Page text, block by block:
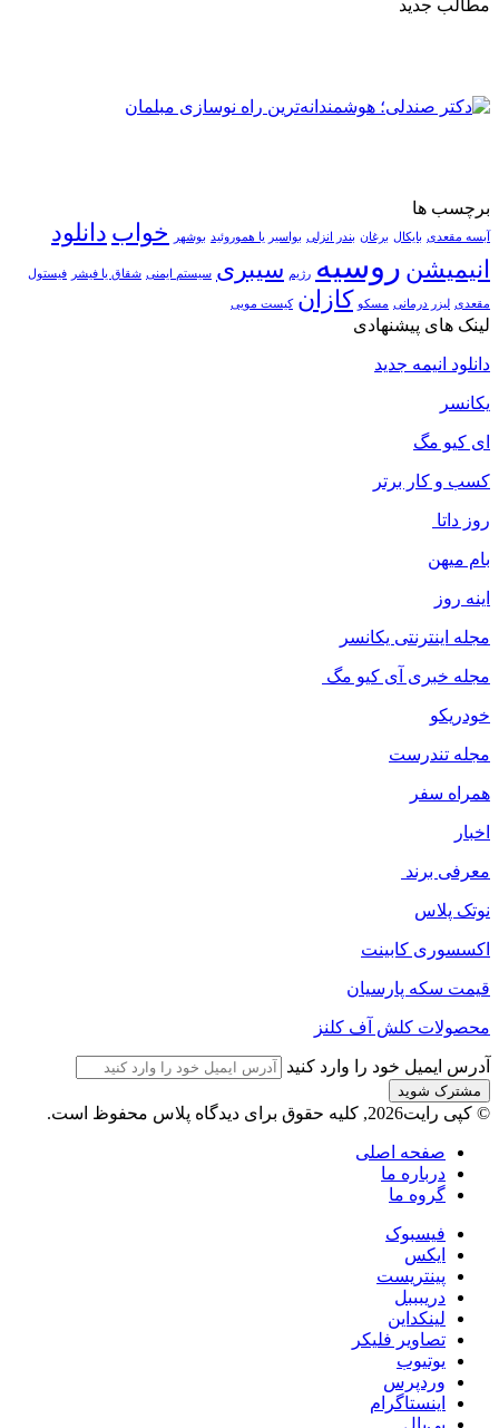
مطالب جدید
برچسب ها
آبسه مقعدی بایکال برغان بندر انزلی بواسیر یا هموروئید بوشهر خواب دانلود
انیمیشن روسیه رژیم سیبری سیستم ایمنی شقاق یا فیشر فیستول
مقعدی لیزر درمانی مسکو کازان کیست مویی
لینک های پیشنهادی
دانلود انیمه جدید
یکانسر
ای کیو مگ
کسب و کار برتر
روز داتا
بام میهن
اینه روز
مجله اینترنتی یکانسر
مجله خبری آی کیو مگ
خودریکو
مجله‌ تندرست
همراه سفر
اخبار
معرفی برند
نوتک پلاس
اکسسوری کابینت
قیمت سکه پارسیان
محصولات کلش آف کلنز
آدرس ایمیل خود را وارد کنید
© کپی رایت2026, کلیه حقوق برای دیدگاه پلاس محفوظ است.
صفحه اصلی
درباره ما
گروه ما
فیسبوک
ایکس
پینتریست
دریبببل
لینکداین
تصاویر فلیکر
یوتیوب
وردپرس
اینستاگرام